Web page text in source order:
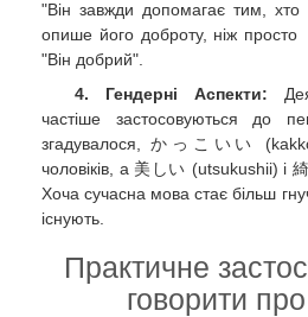
"Він завжди допомагає тим,
опише його доброту, ніж
"Він добрий".
4. Гендерні Аспекти:
частіше застосовуються до
згадувалося, かっこいい
чоловіків, а 美しい (utsukushii) і
Хоча сучасна мова стає більш
існують.
Практичне
говорити